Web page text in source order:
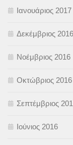
Ιανουάριος 2017
Δεκέμβριος 2016
Νοέμβριος 2016
Οκτώβριος 2016
Σεπτέμβριος
Ιούνιος 2016